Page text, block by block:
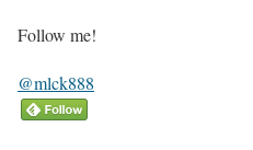
Follow me!
@mlck888